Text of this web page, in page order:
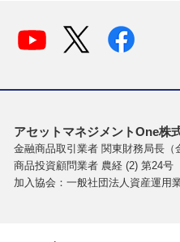
アセットマネジメントOne株
金融商品取引業者 関東財務局長（
商品投資顧問業者 農経 (2) 第24号
加入協会：一般社団法人資産運用